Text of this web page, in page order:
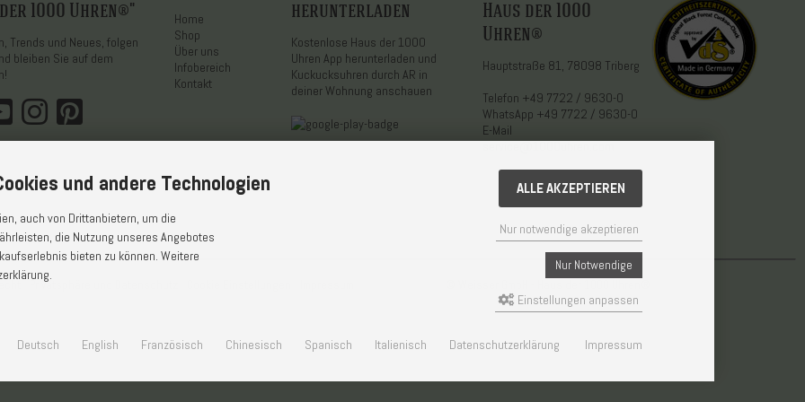
1000 Uhren®"
Trends und Neues, folgen
bleiben Sie auf dem
Home
Shop
Über uns
Infobereich
Kontakt
herunterladen
Kostenlose Haus der 1000
Uhren App herunterladen und
Kuckucksuhren durch AR in
deiner Wohnung anschauen
Haus der 1000
Uhren®
Hauptstraße 81, 78098 Triberg
Telefon +49 7722 / 9630-0
WhatsApp +49 7722 / 9630-0
E-Mail
service@1000uhren.com
Privatsphäre und Datenschutz
und andere Technologien
auch von Drittanbietern, um die
die Nutzung unseres Angebotes
bieten zu können. Weitere
ALLE AKZEPTIEREN
Nur notwendige akzeptieren
Nur Notwendige
Einstellungen anpassen
Deutsch English Französisch Chinesisch Spanisch Italienisch Datenschutzerklärung Impressum